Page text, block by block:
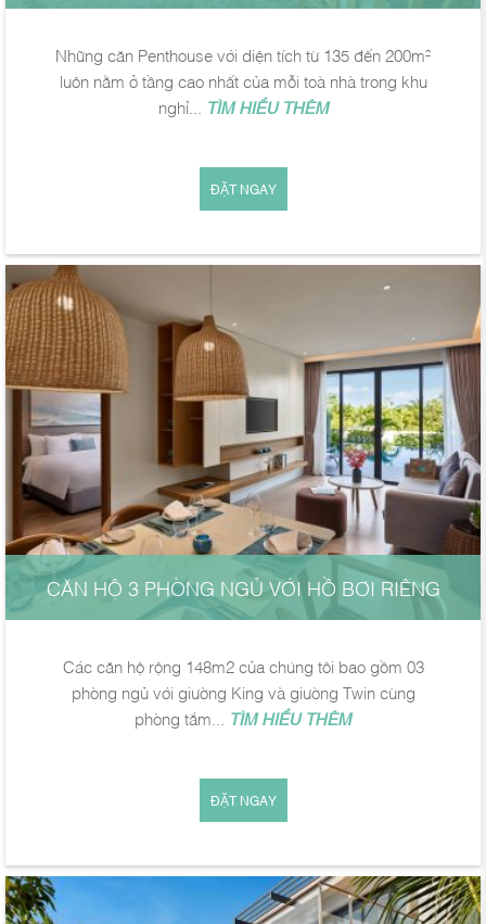
Những căn Penthouse với diện tích từ 135 đến 200m²
luôn nằm ở tầng cao nhất của mỗi toà nhà trong khu
nghỉ...
TÌM HIỂU THÊM
ĐẶT NGAY
CĂN HỘ 3 PHÒNG NGỦ VỚI HỒ BƠI RIÊNG
Các căn hộ rộng 148m2 của chúng tôi bao gồm 03
phòng ngủ với giường King và giường Twin cùng
phòng tắm... TÌM HIỂU THÊM
ĐẶT NGAY